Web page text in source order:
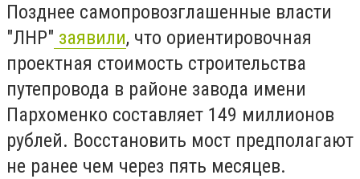
Позднее самопровозглашенные власти
"ЛНР" заявили, что ориентировочная
проектная стоимость строительства
путепровода в районе завода имени
Пархоменко составляет 149 миллионов
рублей. Восстановить мост предполагают
не ранее чем через пять месяцев.